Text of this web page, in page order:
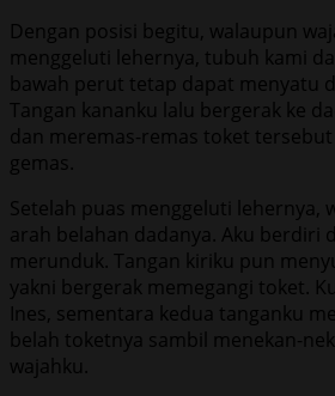
Dengan posisi begitu, walaupun
menggeluti lehernya, tubuh kami
bawah perut tetap dapat menyatu
Tangan kananku lalu bergerak ke
dan meremas-remas toket
gemas.
Setelah puas menggeluti lehernya,
arah belahan dadanya. Aku berdiri
merunduk. Tangan kiriku pun
yakni bergerak memegangi toket.
Ines, sementara kedua tanganku
belah toketnya sambil menekan-
wajahku.